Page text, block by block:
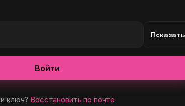
Показать
Войти
ключ? Восстановить по почте